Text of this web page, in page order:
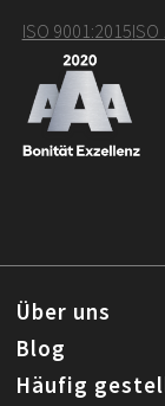
ISO 9001:2015
Über uns
Blog
Häufig